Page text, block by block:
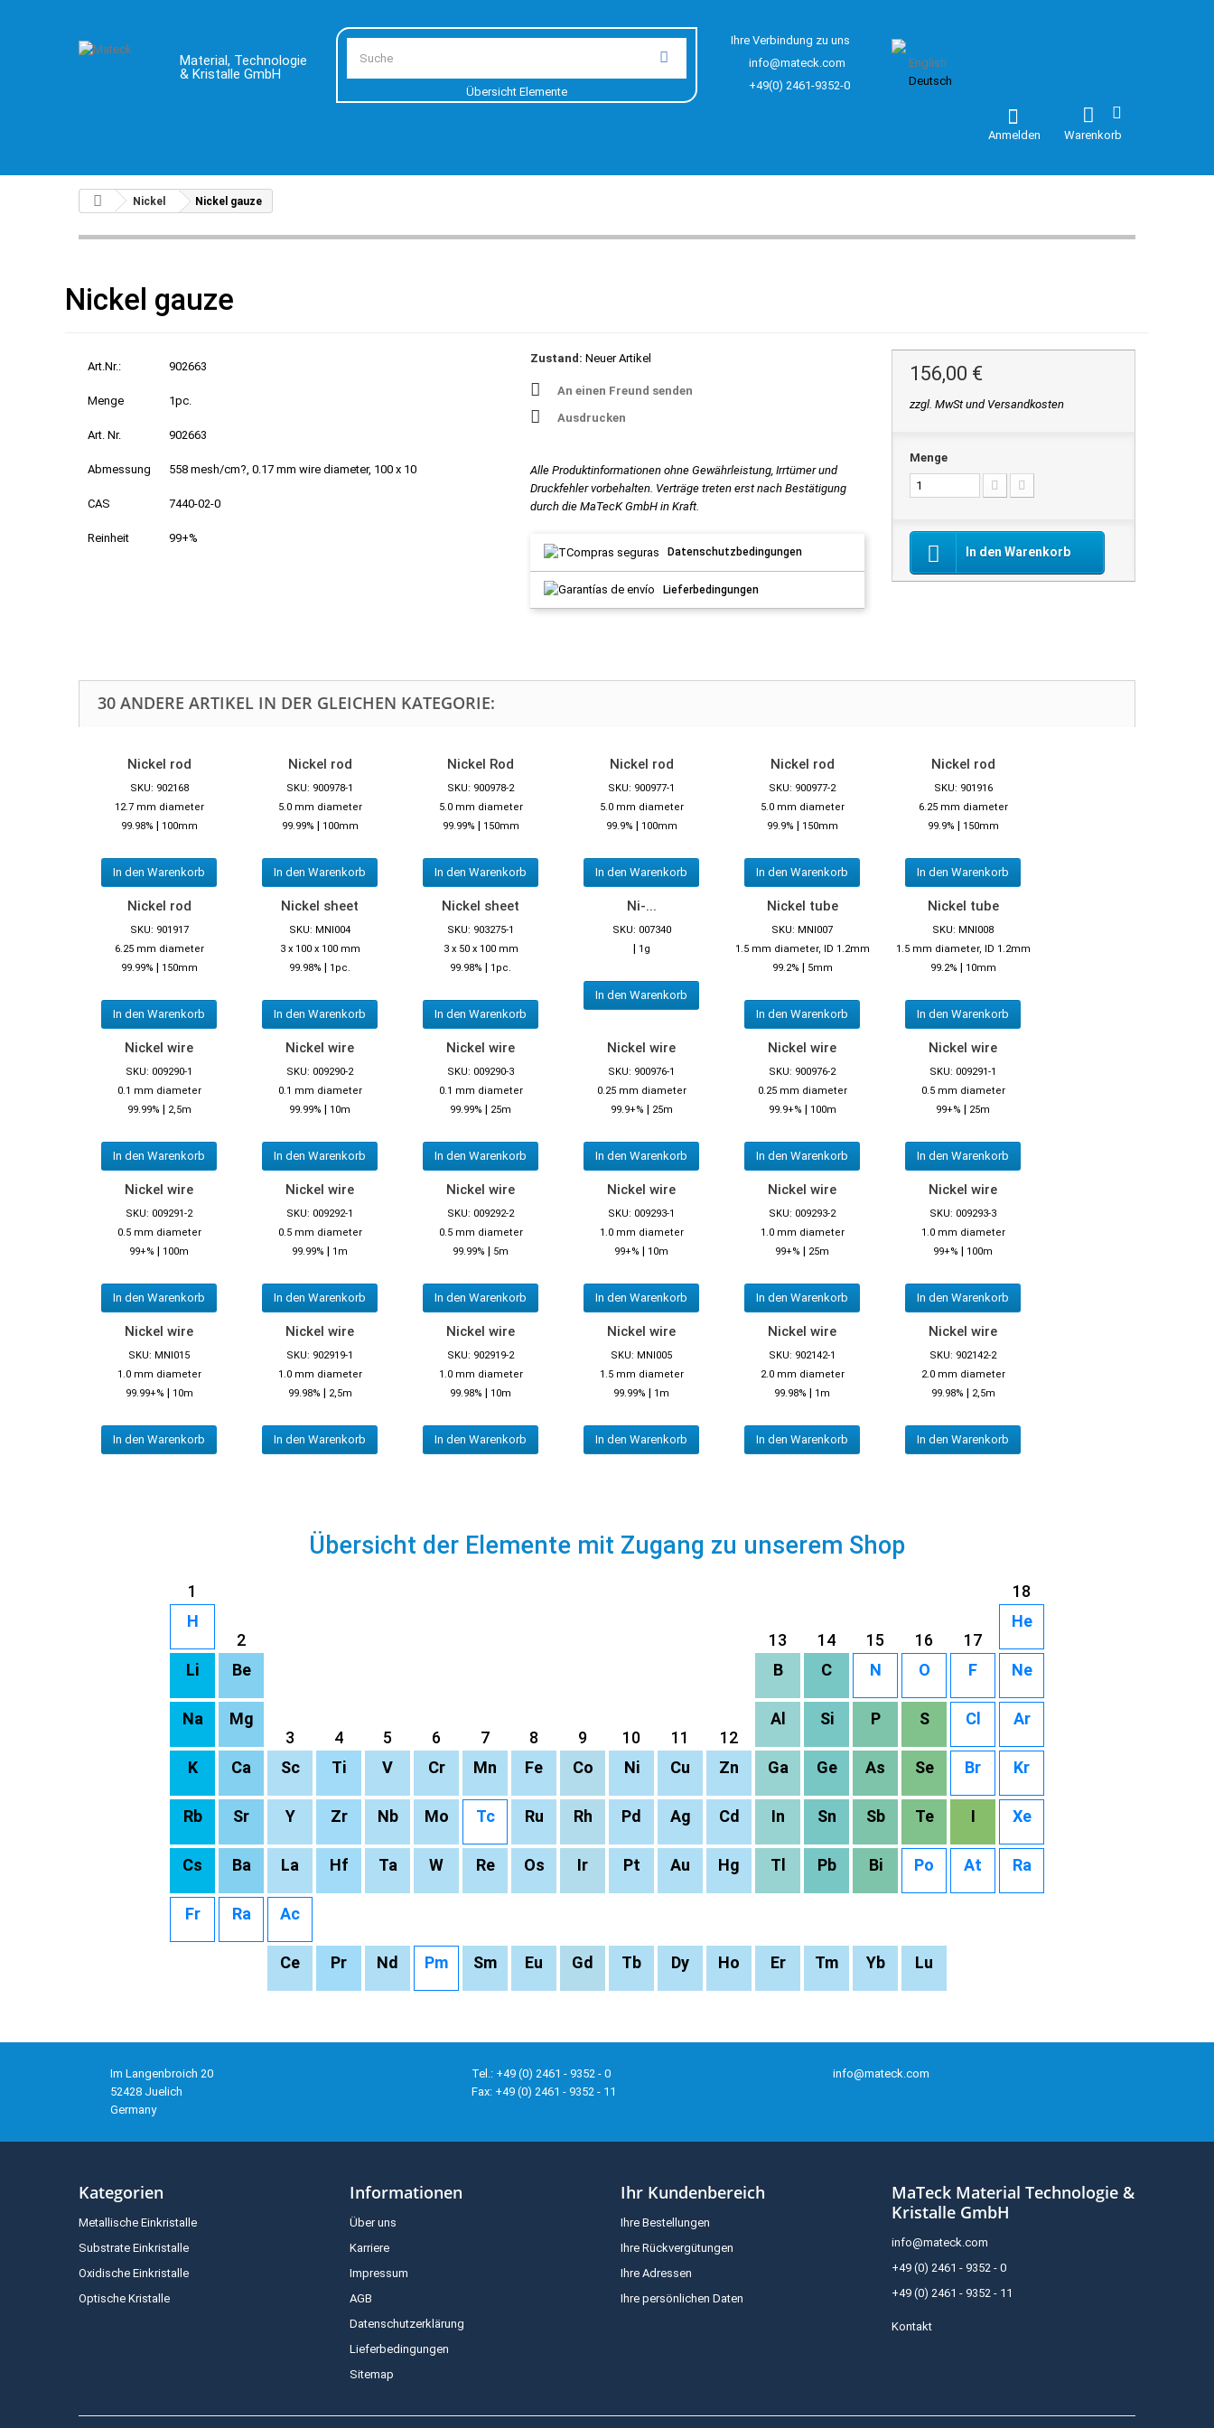
Material, Technologie
& Kristalle GmbH
Übersicht Elemente
Ihre Verbindung zu uns
info@mateck.com
+49(0) 2461-9352-0
English
Deutsch
Warenkorb
Anmelden
Nickel Nickel gauze
Nickel gauze
Art.Nr.: 902663
Menge 1pc.
Art. Nr. 902663
Abmessung 558 mesh/cm?, 0.17 mm wire diameter, 100 x 10
CAS 7440-02-0
Reinheit 99+%
Zustand: Neuer Artikel
An einen Freund senden
Ausdrucken
Alle Produktinformationen ohne Gewährleistung, Irrtümer und
Druckfehler vorbehalten. Verträge treten erst nach Bestätigung
durch die MaTecK GmbH in Kraft.
Datenschutzbedingungen
Lieferbedingungen
156,00 €
zzgl. MwSt und Versandkosten
Menge
In den Warenkorb
30 ANDERE ARTIKEL IN DER GLEICHEN KATEGORIE:
Nickel rod
SKU: 902168
12.7 mm diameter
99.98% | 100mm
In den Warenkorb
Nickel rod
SKU: 900978-1
5.0 mm diameter
99.99% | 100mm
In den Warenkorb
Nickel Rod
SKU: 900978-2
5.0 mm diameter
99.99% | 150mm
In den Warenkorb
Nickel rod
SKU: 900977-1
5.0 mm diameter
99.9% | 100mm
In den Warenkorb
Nickel rod
SKU: 900977-2
5.0 mm diameter
99.9% | 150mm
In den Warenkorb
Nickel rod
SKU: 901916
6.25 mm diameter
99.9% | 150mm
In den Warenkorb
Nickel rod
SKU: 901917
6.25 mm diameter
99.99% | 150mm
In den Warenkorb
Nickel sheet
SKU: MNI004
3 x 100 x 100 mm
99.98% | 1pc.
In den Warenkorb
Nickel sheet
SKU: 903275-1
3 x 50 x 100 mm
99.98% | 1pc.
In den Warenkorb
Ni-...
SKU: 007340
| 1g
In den Warenkorb
Nickel tube
SKU: MNI007
1.5 mm diameter, ID 1.2mm
99.2% | 5mm
In den Warenkorb
Nickel tube
SKU: MNI008
1.5 mm diameter, ID 1.2mm
99.2% | 10mm
In den Warenkorb
Nickel wire
SKU: 009290-1
0.1 mm diameter
99.99% | 2,5m
In den Warenkorb
Nickel wire
SKU: 009290-2
0.1 mm diameter
99.99% | 10m
In den Warenkorb
Nickel wire
SKU: 009290-3
0.1 mm diameter
99.99% | 25m
In den Warenkorb
Nickel wire
SKU: 900976-1
0.25 mm diameter
99.9+% | 25m
In den Warenkorb
Nickel wire
SKU: 900976-2
0.25 mm diameter
99.9+% | 100m
In den Warenkorb
Nickel wire
SKU: 009291-1
0.5 mm diameter
99+% | 25m
In den Warenkorb
Nickel wire
SKU: 009291-2
0.5 mm diameter
99+% | 100m
In den Warenkorb
Nickel wire
SKU: 009292-1
0.5 mm diameter
99.99% | 1m
In den Warenkorb
Nickel wire
SKU: 009292-2
0.5 mm diameter
99.99% | 5m
In den Warenkorb
Nickel wire
SKU: 009293-1
1.0 mm diameter
99+% | 10m
In den Warenkorb
Nickel wire
SKU: 009293-2
1.0 mm diameter
99+% | 25m
In den Warenkorb
Nickel wire
SKU: 009293-3
1.0 mm diameter
99+% | 100m
In den Warenkorb
Nickel wire
SKU: MNI015
1.0 mm diameter
99.99+% | 10m
In den Warenkorb
Nickel wire
SKU: 902919-1
1.0 mm diameter
99.98% | 2,5m
In den Warenkorb
Nickel wire
SKU: 902919-2
1.0 mm diameter
99.98% | 10m
In den Warenkorb
Nickel wire
SKU: MNI005
1.5 mm diameter
99.99% | 1m
In den Warenkorb
Nickel wire
SKU: 902142-1
2.0 mm diameter
99.98% | 1m
In den Warenkorb
Nickel wire
SKU: 902142-2
2.0 mm diameter
99.98% | 2,5m
In den Warenkorb
Übersicht der Elemente mit Zugang zu unserem Shop
1
18
H
2
13 14 15 16 17
He
Li Be B C N O F Ne
Na
Mg
3
4 5 6 7 8 9 10 11 12
Al Si P S Cl Ar
K Ca Sc Ti V Cr Mn Fe Co Ni Cu Zn Ga Ge As Se Br Kr
Rb Sr Y Zr Nb Mo Tc Ru Rh Pd Ag Cd In Sn Sb Te I Xe
Cs Ba La Hf Ta W Re Os Ir Pt Au Hg Tl Pb Bi Po At Ra
Fr Ra Ac
Ce Pr Nd Pm Sm Eu Gd Tb Dy Ho Er Tm Yb Lu
Im Langenbroich 20
52428 Juelich
Germany
Tel.: +49 (0) 2461 - 9352 - 0
Fax: +49 (0) 2461 - 9352 - 11
info@mateck.com
Kategorien
Metallische Einkristalle
Substrate Einkristalle
Oxidische Einkristalle
Optische Kristalle
Informationen
Über uns
Karriere
Impressum
AGB
Datenschutzerklärung
Lieferbedingungen
Sitemap
Ihr Kundenbereich
Ihre Bestellungen
Ihre Rückvergütungen
Ihre Adressen
Ihre persönlichen Daten
MaTeck Material Technologie &
Kristalle GmbH
info@mateck.com
+49 (0) 2461 - 9352 - 0
+49 (0) 2461 - 9352 - 11
Kontakt